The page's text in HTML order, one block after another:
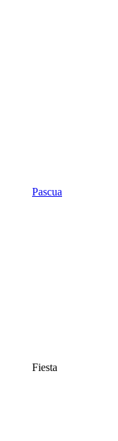
Pascua
Fiesta